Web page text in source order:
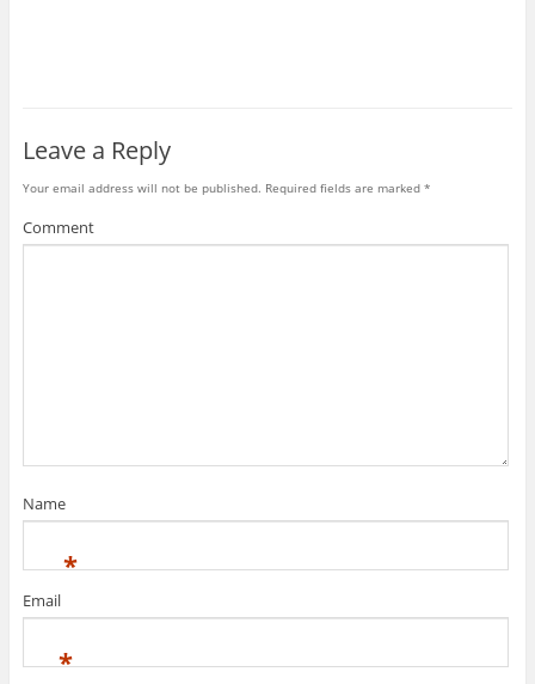
Leave a Reply
Your email address will not be published. Required fields are marked *
Comment
Name
*
Email
*